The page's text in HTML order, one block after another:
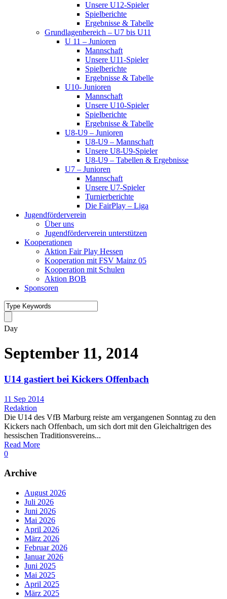
Unsere U12-Spieler
Spielberichte
Ergebnisse & Tabelle
Grundlagenbereich – U7 bis U11
U 11 – Junioren
Mannschaft
Unsere U11-Spieler
Spielberichte
Ergebnisse & Tabelle
U10- Junioren
Mannschaft
Unsere U10-Spieler
Spielberichte
Ergebnisse & Tabelle
U8-U9 – Junioren
U8-U9 – Mannschaft
Unsere U8-U9-Spieler
U8-U9 – Tabellen & Ergebnisse
U7 – Junioren
Mannschaft
Unsere U7-Spieler
Turnierberichte
Die FairPlay – Liga
Jugendförderverein
Über uns
Jugendförderverein unterstützen
Kooperationen
Aktion Fair Play Hessen
Kooperation mit FSV Mainz 05
Kooperation mit Schulen
Aktion BOB
Sponsoren
Day
September 11, 2014
U14 gastiert bei Kickers Offenbach
11 Sep 2014
Redaktion
Die U14 des VfB Marburg reiste am vergangenen Sonntag zu den
Kickers nach Offenbach, um sich dort mit den Gleichaltrigen des
hessischen Traditionsvereins...
Read More
0
Archive
August 2026
Juli 2026
Juni 2026
Mai 2026
April 2026
März 2026
Februar 2026
Januar 2026
Juni 2025
Mai 2025
April 2025
März 2025